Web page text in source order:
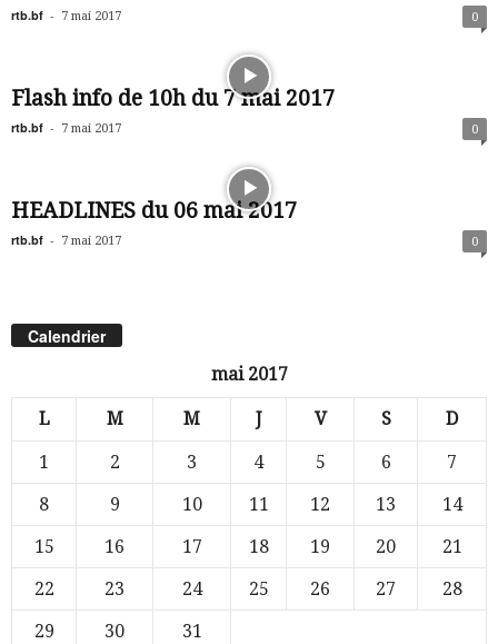
rtb.bf - 7 mai 2017 0
Flash info de 10h du 7 mai 2017
rtb.bf - 7 mai 2017 0
HEADLINES du 06 mai 2017
rtb.bf - 7 mai 2017 0
Calendrier
mai 2017
L M M J V S D
1 2 3 4 5 6
7
8
9 10 11 12 13
14
15
16 17 18 19 20
21
22
23 24 25 26 27
28
29
30
31